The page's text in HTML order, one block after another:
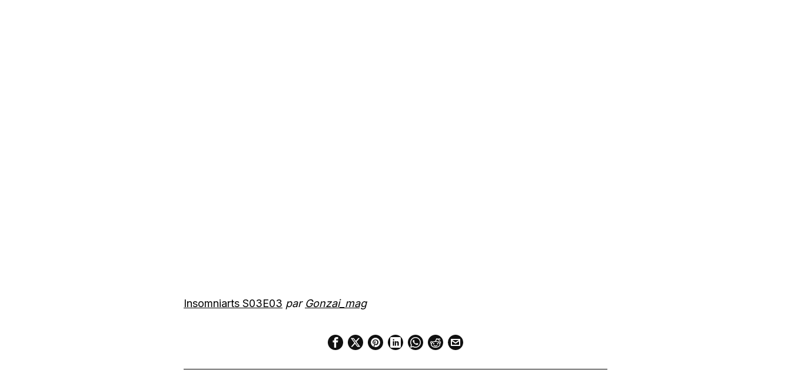
Insomniarts S03E03 par Gonzai_mag